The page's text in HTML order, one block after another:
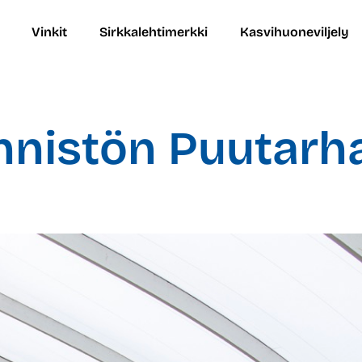
Vinkit Sirkkalehtimerkki Kasvihuoneviljely